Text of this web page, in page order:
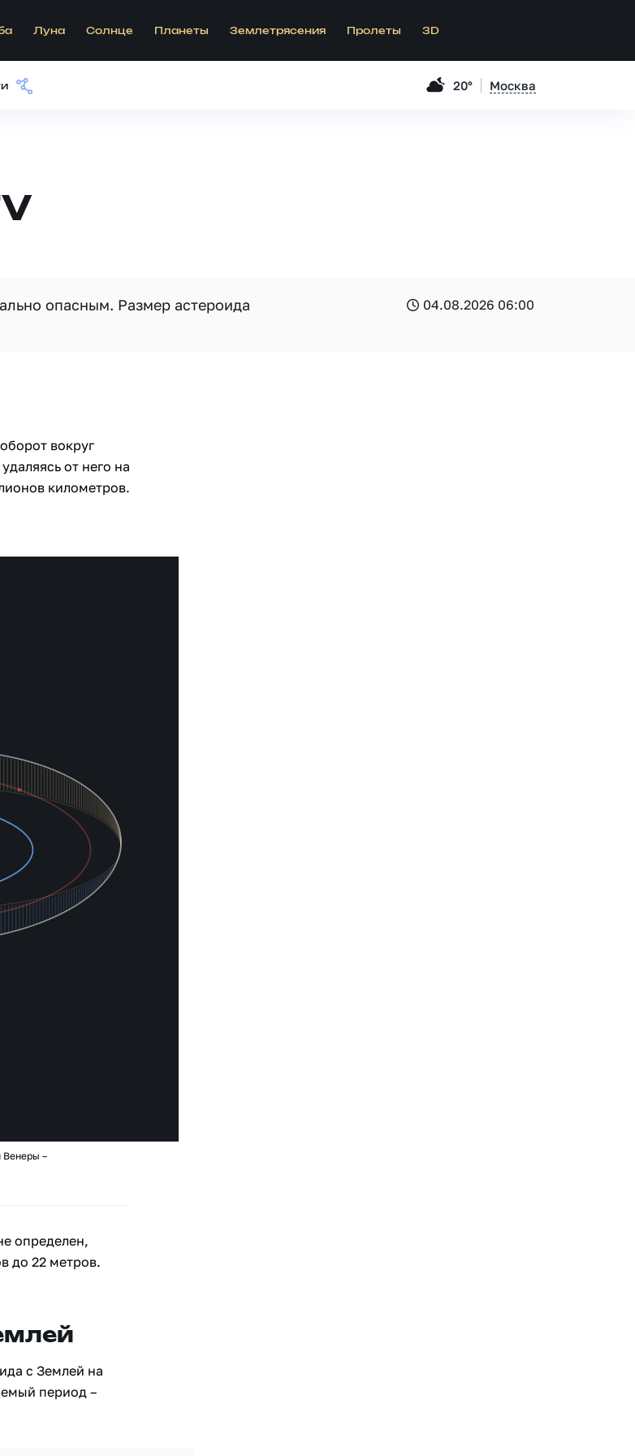
Луна Солнце Планеты Землетрясения Пролеты 3D
20° Москва
опасным. Размер астероида
04.08.2026 06:00
вокруг
от него на
километров.
Венеры –
определен,
до 22 метров.
с Землей на
период –